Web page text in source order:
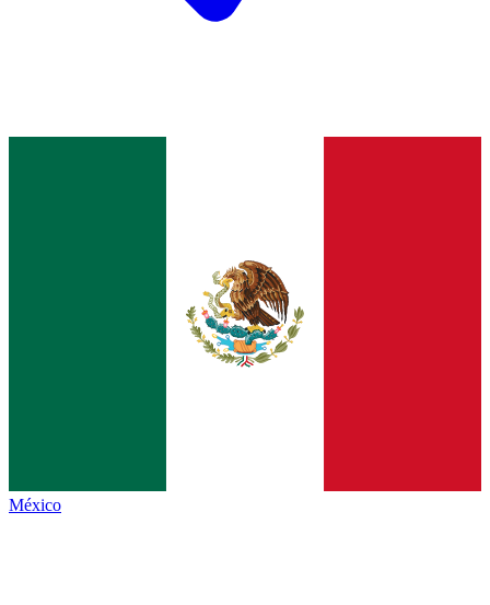
México